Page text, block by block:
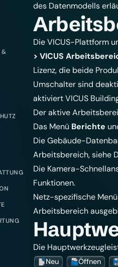
&
des Datenmodells
Die VICUS-Plattform
> VICUS
Lizenz, die beide
Umschalter sind
aktiviert VICUS
Der aktive
Das Menü Berichte
Die Gebäude-
Arbeitsbereich, siehe
Die Kamera-
Funktionen.
Netz-spezifische
Arbeitsbereich
Die
Neu Öffnen